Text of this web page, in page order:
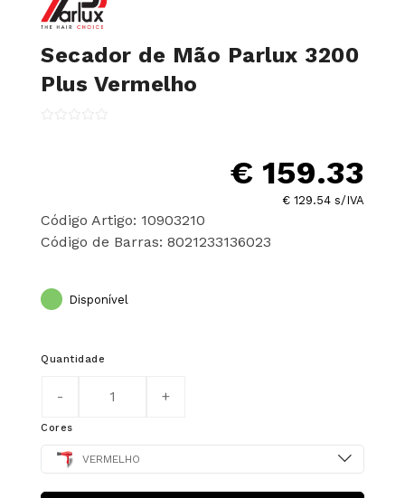
Secador de Mão Parlux 3200
Plus Vermelho
€ 159.33
€ 129.54 s/IVA
Código Artigo: 10903210
Código de Barras: 8021233136023
Disponível
Quantidade
Cores
Color VERMELHO